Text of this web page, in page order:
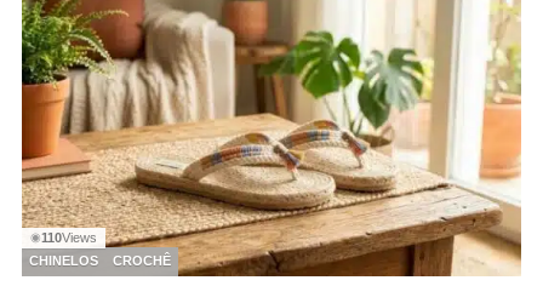
◉110Views
CHINELOS
CROCHÊ